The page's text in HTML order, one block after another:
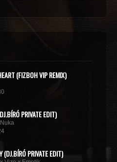
(FIZBOH VIP REMIX)
PRIVATE EDIT)
(DJ.BÍRÓ PRIVATE EDIT)